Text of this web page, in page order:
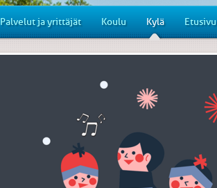
Palvelut ja yrittäjät Koulu Kylä Etusivu